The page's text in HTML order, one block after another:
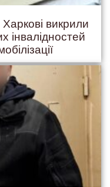
викрили
інвалідностей